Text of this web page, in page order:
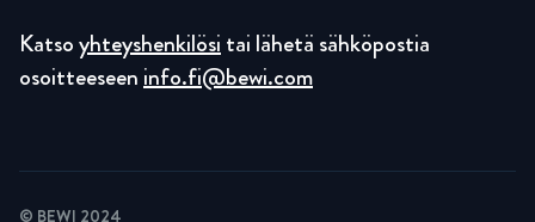
Katsoyhteyshenkilösitai lähetä sähköpostia
osoitteeseeninfo.fi@bewi.com
© BEWI 2024